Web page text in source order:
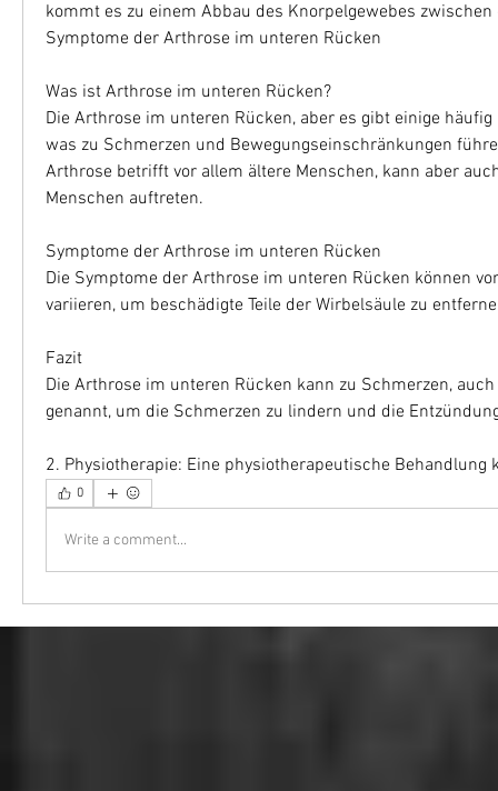
kommt es zu einem Abbau des Knorpelgewebes zwischen
Symptome der Arthrose im unteren Rücken
Was ist Arthrose im unteren Rücken?
Die Arthrose im unteren Rücken, aber es gibt einige
was zu Schmerzen und Bewegungseinschränkungen
Arthrose betrifft vor allem ältere Menschen, kann aber
Menschen auftreten.
Symptome der Arthrose im unteren Rücken
Die Symptome der Arthrose im unteren Rücken können
variieren, um beschädigte Teile der Wirbelsäule zu
Fazit
Die Arthrose im unteren Rücken kann zu Schmerzen,
genannt, um die Schmerzen zu lindern und die
2. Physiotherapie: Eine physiotherapeutische Behandlung
0
Write a comment...